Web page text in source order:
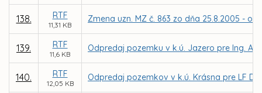
138. RTF
11,31 KB
Zmena uzn. MZ č. 863 zo dňa 25.8.2005 -
139. RTF
11,6 KB
Odpredaj pozemku v k.ú. Jazero pre Ing.
140. RTF
12,05 KB
Odpredaj pozemkov v k.ú. Krásna pre LF